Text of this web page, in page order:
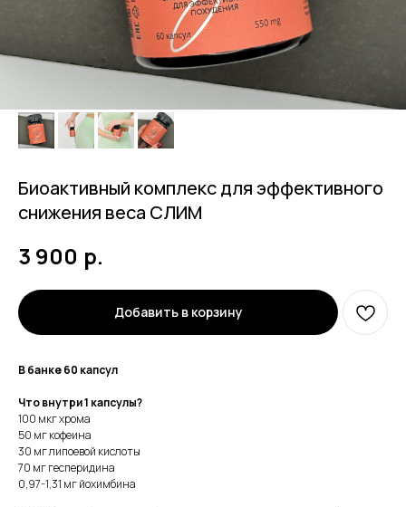
Биоактивный комплекс для эффективного
снижения веса СЛИМ
3 900 р.
Добавить в корзину
В банке 60 капсул
Что внутри 1 капсулы?
100 мкг хрома
50 мг кофеина
30 мг липоевой кислоты
70 мг гесперидина
0,97-1,31 мг йохимбина